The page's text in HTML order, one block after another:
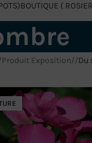
BOUTIQUE (
Produit Exposition/ Du